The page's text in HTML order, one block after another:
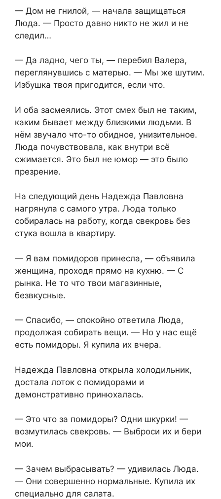
— Дом не гнилой, — начала защищаться
Люда. — Просто давно никто не жил и не
следил…
— Да ладно, чего ты, — перебил Валера,
переглянувшись с матерью. — Мы же шутим.
Избушка твоя пригодится, если что.
И оба засмеялись. Этот смех был не таким,
каким бывает между близкими людьми. В
нём звучало что-то обидное, унизительное.
Люда почувствовала, как внутри всё
сжимается. Это был не юмор — это было
презрение.
На следующий день Надежда Павловна
нагрянула с самого утра. Люда только
собиралась на работу, когда свекровь без
стука вошла в квартиру.
— Я вам помидоров принесла, — объявила
женщина, проходя прямо на кухню. — С
рынка. Не то что твои магазинные,
безвкусные.
— Спасибо, — спокойно ответила Люда,
продолжая собирать вещи. — Но у нас ещё
есть помидоры. Я купила их вчера.
Надежда Павловна открыла холодильник,
достала лоток с помидорами и
демонстративно принюхалась.
— Это что за помидоры? Одни шкурки! —
возмутилась свекровь. — Выброси их и бери
мои.
— Зачем выбрасывать? — удивилась Люда.
— Они совершенно нормальные. Купила их
специально для салата.